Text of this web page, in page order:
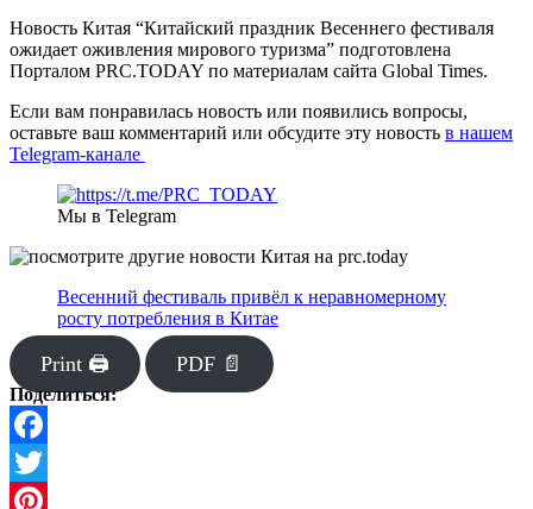
Новость Китая “Китайский праздник Весеннего фестиваля
ожидает оживления мирового туризма” подготовлена
Порталом PRC.TODAY по материалам сайта Global Times.
Если вам понравилась новость или появились вопросы,
оставьте ваш комментарий или обсудите эту новость в нашем
Telegram-канале
Мы в Telegram
Весенний фестиваль привёл к неравномерному
росту потребления в Китае
Print 🖨 PDF 📄
Поделиться:
Facebook
Twitter